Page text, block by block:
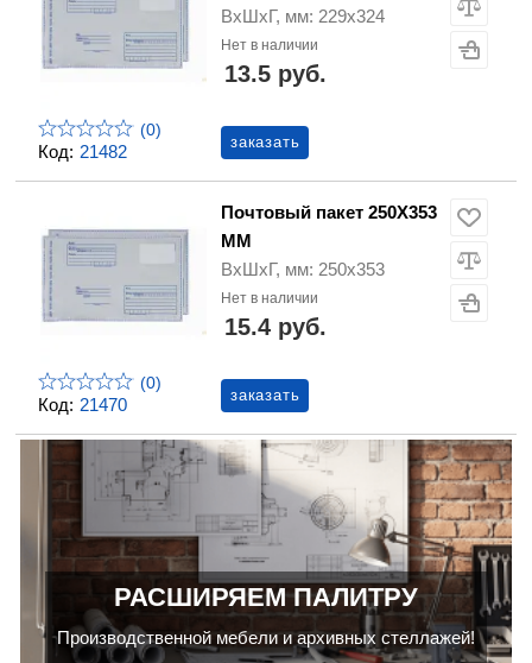
Код: 21482
(0)
ВхШхГ, мм: 229х324
Нет в наличии
13.5 руб.
заказать
Код: 21470
(0)
Почтовый пакет 250Х353
ММ
ВхШхГ, мм: 250х353
Нет в наличии
15.4 руб.
заказать
РАСШИРЯЕМ ПАЛИТРУ
Производственной мебели и архивных стеллажей!